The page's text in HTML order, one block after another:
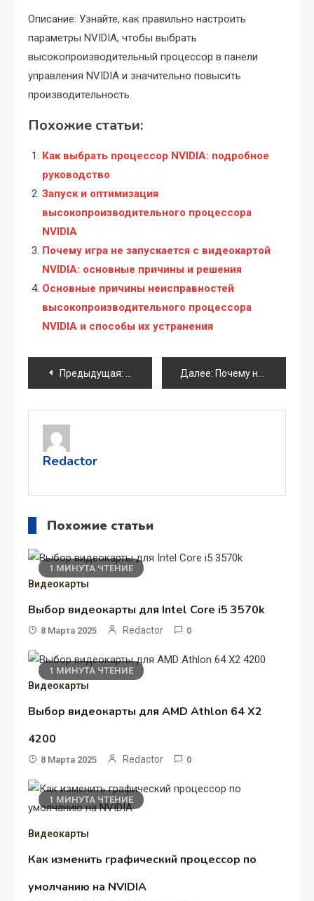
Описание: Узнайте, как правильно настроить
параметры NVIDIA, чтобы выбрать
высокопроизводительный процессор в панели
управления NVIDIA и значительно повысить
производительность.
Похожие статьи:
Как выбрать процессор NVIDIA: подробное
руководство
Запуск и оптимизация
высокопроизводительного процессора
NVIDIA
Почему игра не запускается с видеокартой
NVIDIA: основные причины и решения
Основные причины неисправностей
высокопроизводительного процессора
NVIDIA и способы их устранения
Навигация
по
записям
Предыдущая: Разгон AMD Athlon 64 X2 6000+:
Далее: Почему не грузятся программы на смартфон: основные причины и решения
Redactor
Похожие статьи
1 МИНУТА ЧТЕНИЕ
Видеокарты
Выбор видеокарты для Intel Core i5 3570k
8 Марта 2025 Redactor 0
1 МИНУТА ЧТЕНИЕ
Видеокарты
Выбор видеокарты для AMD Athlon 64 X2
4200
8 Марта 2025 Redactor 0
1 МИНУТА ЧТЕНИЕ
Видеокарты
Как изменить графический процессор по
умолчанию на NVIDIA